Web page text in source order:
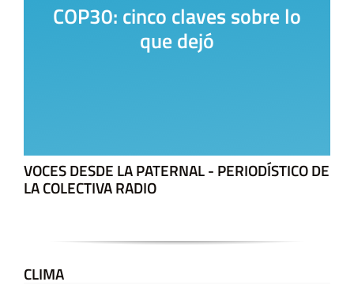
COP30: cinco claves sobre lo
que dejó
VOCES DESDE LA PATERNAL - PERIODÍSTICO DE
LA COLECTIVA RADIO
CLIMA